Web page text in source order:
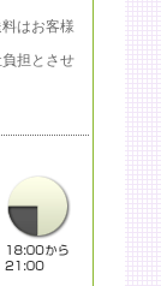
はお客様
担とさせ